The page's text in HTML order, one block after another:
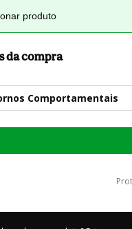
produto
da compra
Comportamentais